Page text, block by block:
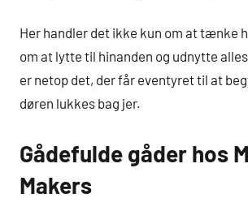
Her handler det ikke kun om at tænke
om at lytte til hinanden og udnytte
er netop det, der får eventyret til at
døren lukkes bag jer.
Gådefulde gåder hos
Makers